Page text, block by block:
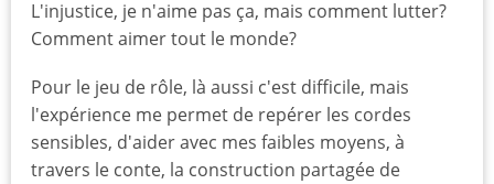
L'injustice, je n'aime pas ça, mais comment lutter?
Comment aimer tout le monde?
Pour le jeu de rôle, là aussi c'est difficile, mais
l'expérience me permet de repérer les cordes
sensibles, d'aider avec mes faibles moyens, à
travers le conte, la construction partagée de